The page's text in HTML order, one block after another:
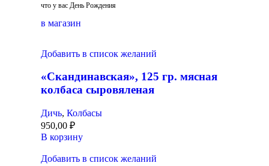
что у вас День Рождения
в магазин
Добавить в список желаний
«Скандинавская», 125 гр. мясная
колбаса сыровяленая
Дичь, Колбасы
950,00 ₽
В корзину
Добавить в список желаний